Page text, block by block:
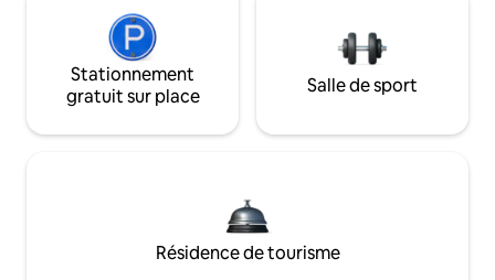
Stationnement
gratuit sur place
Salle de sport
Résidence de tourisme